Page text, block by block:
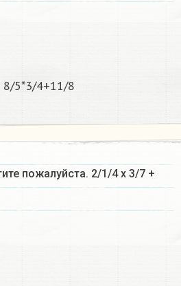
8/5*3/4+11/8
пожалуйста. 2/1/4 х 3/7 +